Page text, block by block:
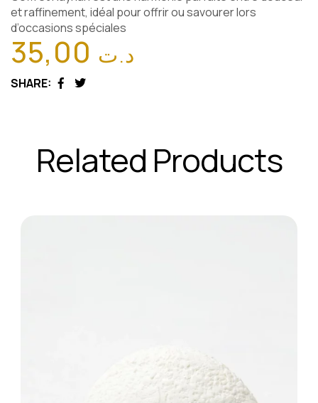
et raffinement, idéal pour offrir ou savourer lors
d’occasions spéciales
د.ت
SHARE:
Facebook
Twitter
Related Products